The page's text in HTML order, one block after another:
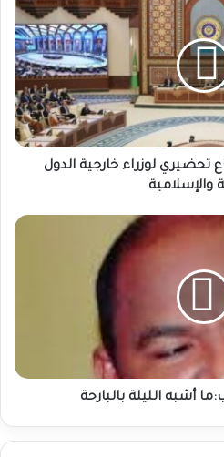
تحضيري لوزراء خارجية الدول
والإسلامية
أشبه الليلة بالبارحة